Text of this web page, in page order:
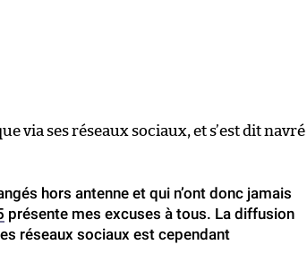
via ses réseaux sociaux, et s’est dit navré
hors antenne et qui n’ont donc jamais
présente mes excuses à tous. La diffusion
réseaux sociaux est cependant